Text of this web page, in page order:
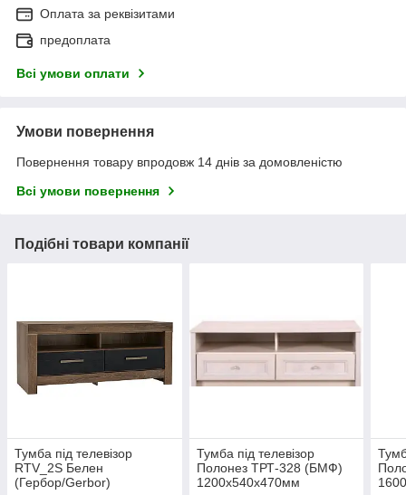
Оплата за реквізитами
предоплата
Всі умови оплати
Умови повернення
Повернення товару впродовж 14 днів за домовленістю
Всі умови повернення
Подібні товари компанії
Тумба під телевізор
RTV_2S Белен
(Гербор/Gerbor)
Тумба під телевізор
Полонез ТРТ-328 (БМФ)
1200х540х470мм